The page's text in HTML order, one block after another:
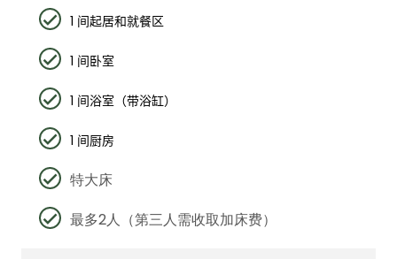
1 间起居和就餐区
1 间卧室
1 间浴室（带浴缸）
1 间厨房
特大床
最多2人（第三人需收取加床费）